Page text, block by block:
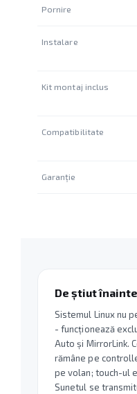
Pornire
Instalare
Kit montaj inclus
Compatibilitate
Garanție
De știut
Sistemul Linux nu
- funcționează
Auto și MirrorLink.
rămâne pe
pe volan; touch-ul
Sunetul se